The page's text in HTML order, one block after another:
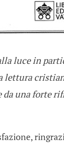
luce in
lettura
da una forte